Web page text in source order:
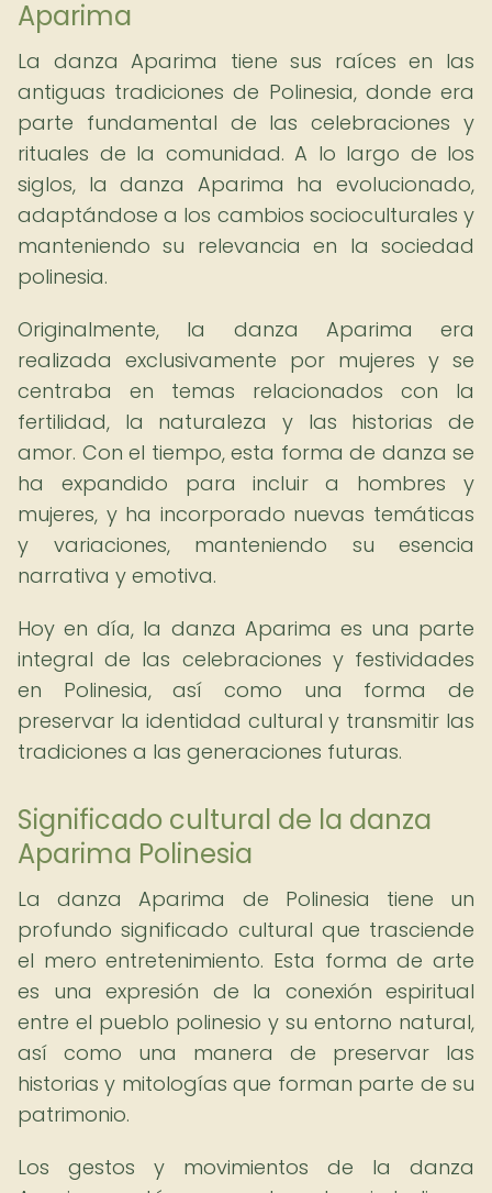
Aparima
La danza Aparima tiene sus raíces en las
antiguas tradiciones de Polinesia, donde era
parte fundamental de las celebraciones y
rituales de la comunidad. A lo largo de los
siglos, la danza Aparima ha evolucionado,
adaptándose a los cambios socioculturales y
manteniendo su relevancia en la sociedad
polinesia.
Originalmente, la danza Aparima era
realizada exclusivamente por mujeres y se
centraba en temas relacionados con la
fertilidad, la naturaleza y las historias de
amor. Con el tiempo, esta forma de danza se
ha expandido para incluir a hombres y
mujeres, y ha incorporado nuevas temáticas
y variaciones, manteniendo su esencia
narrativa y emotiva.
Hoy en día, la danza Aparima es una parte
integral de las celebraciones y festividades
en Polinesia, así como una forma de
preservar la identidad cultural y transmitir las
tradiciones a las generaciones futuras.
Significado cultural de la danza
Aparima Polinesia
La danza Aparima de Polinesia tiene un
profundo significado cultural que trasciende
el mero entretenimiento. Esta forma de arte
es una expresión de la conexión espiritual
entre el pueblo polinesio y su entorno natural,
así como una manera de preservar las
historias y mitologías que forman parte de su
patrimonio.
Los gestos y movimientos de la danza